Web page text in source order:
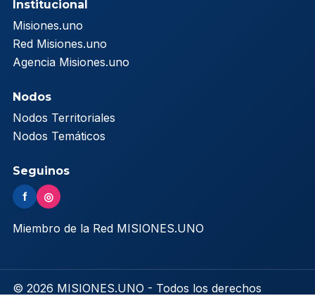
Institucional
Misiones.uno
Red Misiones.uno
Agencia Misiones.uno
Nodos
Nodos Territoriales
Nodos Temáticos
Seguinos
f ◎
Miembro de la Red MISIONES.UNO
© 2026 MISIONES.UNO - Todos los derechos